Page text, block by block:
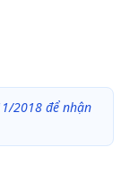
2018 để nhận